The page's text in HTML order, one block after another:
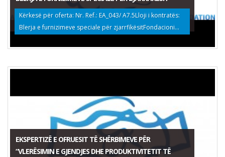
Kërkesë për oferta: Nr. Ref.: EA_043/ A7.5Lloji i kontratës:
Blerja e furnizimeve speciale për zjarrfikësitFondacioni...
EKSPERTIZË E OFRUESIT TË SHËRBIMEVE PËR
“VLERËSIMIN E GJENDJES DHE PRODUKTIVITETIT TË